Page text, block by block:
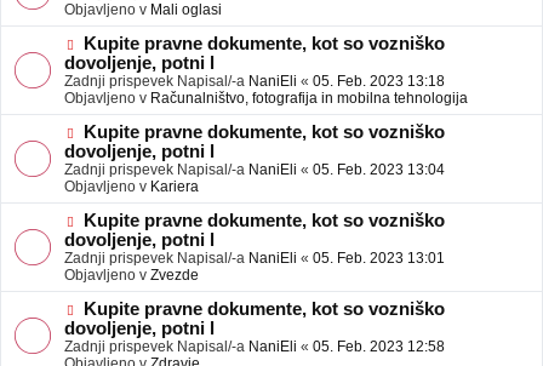
j
a
v
e
v
e
o
b
j
a
v
e
Objavljeno v Mali oglasi
N
o
v
e
o
b
a
v
e
Kupite pravne dokumente, kot so vozniško
dovoljenje, potni l
Zadnji prispevek Napisal/-a NaniEli « 05. Feb. 2023 13:18
Objavljeno v Računalništvo, fotografija in mobilna tehnologija
N
o
v
e
o
b
a
v
e
Kupite pravne dokumente, kot so vozniško
dovoljenje, potni l
Zadnji prispevek Napisal/-a NaniEli « 05. Feb. 2023 13:04
Objavljeno v Kariera
N
o
v
e
o
b
a
v
Kupite pravne dokumente, kot so vozniško
dovoljenje, potni l
Zadnji prispevek Napisal/-a NaniEli « 05. Feb. 2023 13:01
Objavljeno v Zvezde
N
o
v
e
Kupite pravne dokumente, kot so vozniško
dovoljenje, potni l
Zadnji prispevek Napisal/-a NaniEli « 05. Feb. 2023 12:58